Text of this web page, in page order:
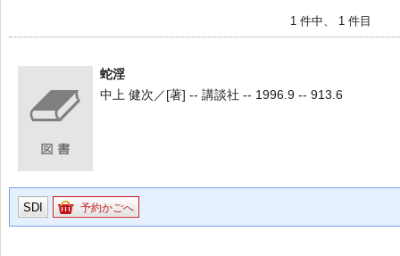
1 件中、 1 件目
蛇淫
中上 健次／[著] -- 講談社 -- 1996.9 -- 913.6
SDI 予約かごへ